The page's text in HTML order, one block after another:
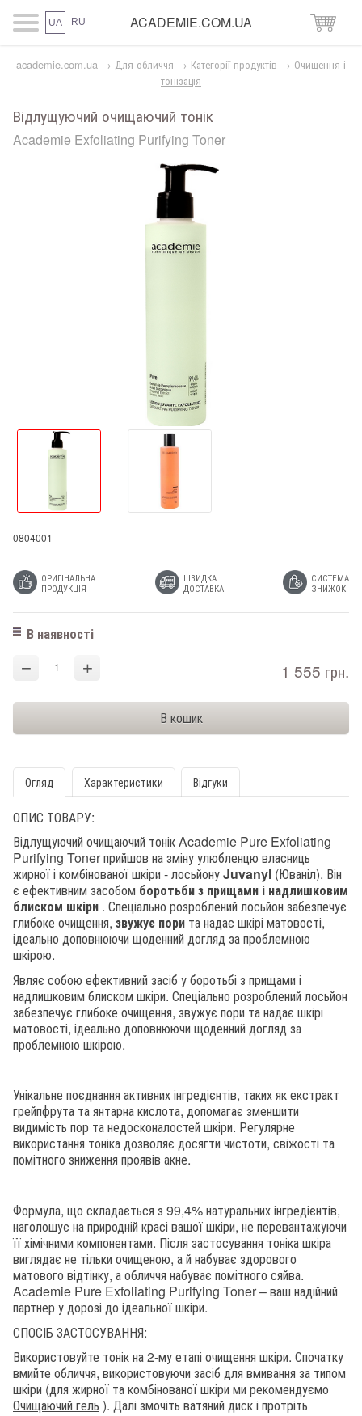
UA RU ACADEMIE.COM.UA
academie.com.ua → Для обличчя → Категорії продуктів → Очищення і
тонізація
Відлущуючий очищаючий тонік
Academie Exfoliating Purifying Toner
0804001
ОРИГІНАЛЬНА
ПРОДУКЦІЯ
ШВИДКА
ДОСТАВКА
СИСТЕМА
ЗНИЖОК
В наявності
− + 1 555 грн.
Огляд Характеристики Відгуки
ОПИС ТОВАРУ:
Відлущуючий очищаючий тонік Academie Pure Exfoliating
Purifying Toner прийшов на зміну улюбленцю власниць
жирної і комбінованої шкіри - лосьйонуJuvanyl (Юваніл). Він
є ефективним засобом боротьби з прищами і надлишковим
блиском шкіри . Спеціально розроблений лосьйон забезпечує
глибоке очищення, звужує пори та надає шкірі матовості,
ідеально доповнюючи щоденний догляд за проблемною
шкірою.
Являє собою ефективний засіб у боротьбі з прищами і
надлишковим блиском шкіри. Спеціально розроблений лосьйон
забезпечує глибоке очищення, звужує пори та надає шкірі
матовості, ідеально доповнюючи щоденний догляд за
проблемною шкірою.
Унікальне поєднання активних інгредієнтів, таких як екстракт
грейпфрута та янтарна кислота, допомагає зменшити
видимість пор та недосконалостей шкіри. Регулярне
використання тоніка дозволяє досягти чистоти, свіжості та
помітного зниження проявів акне.
Формула, що складається з 99,4% натуральних інгредієнтів,
наголошує на природній красі вашої шкіри, не перевантажуючи
її хімічними компонентами. Після застосування тоніка шкіра
виглядає не тільки очищеною, а й набуває здорового
матового відтінку, а обличчя набуває помітного сяйва.
Academie Pure Exfoliating Purifying Toner – ваш надійний
партнер у дорозі до ідеальної шкіри.
СПОСІБ ЗАСТОСУВАННЯ:
Використовуйте тонік на 2-му етапі очищення шкіри. Спочатку
вмийте обличчя, використовуючи засіб для вмивання за типом
шкіри (для жирної та комбінованої шкіри ми рекомендуємо
Очищаючий гель ). Далі змочіть ватяний диск і протріть